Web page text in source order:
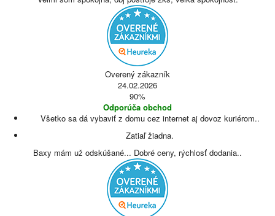
Overený zákazník
24.02.2026
90%
Odporúča obchod
Všetko sa dá vybaviť z domu cez internet aj dovoz kuriérom..
Zatiaľ žiadna.
Baxy mám už odskúšané... Dobré ceny, rýchlosť dodania..